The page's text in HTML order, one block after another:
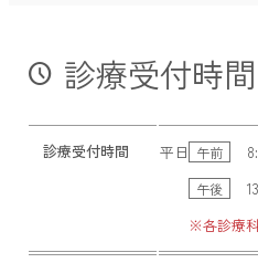
schedule 診療受付時間
診療受付時間 平日 午前
午後
※各診療